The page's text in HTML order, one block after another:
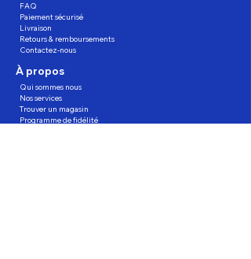
FAQ
Paiement sécurisé
Livraison
Retours & remboursements
Contactez-nous
À propos
Qui sommes nous
Nos services
Trouver un magasin
Programme de fidélité